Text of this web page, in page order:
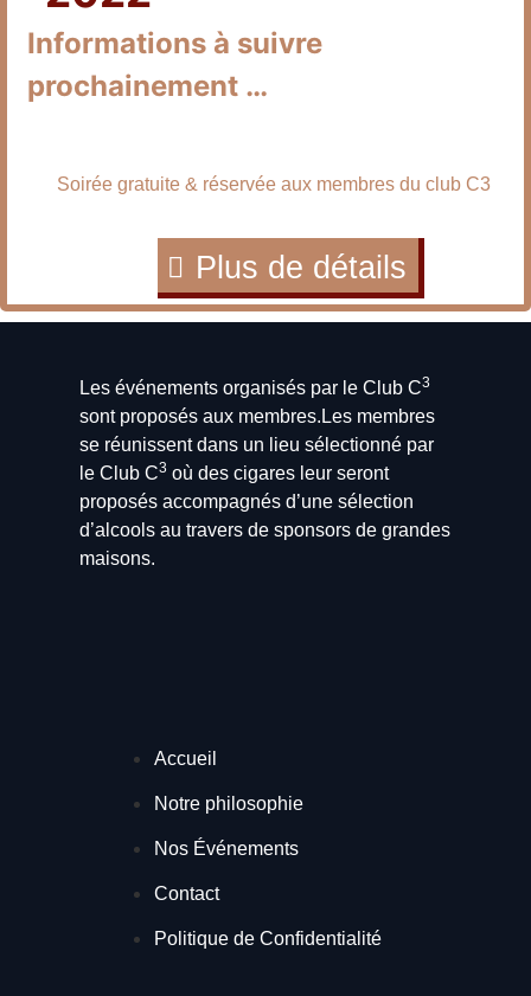
Informations à suivre
prochainement …
Soirée gratuite & réservée aux membres du club C3
Plus de détails
Les événements organisés par le Club C3
sont proposés aux membres.Les membres
se réunissent dans un lieu sélectionné par
le Club C3 où des cigares leur seront
proposés accompagnés d’une sélection
d’alcools au travers de sponsors de grandes
maisons.
Accueil
Notre philosophie
Nos Événements
Contact
Politique de Confidentialité